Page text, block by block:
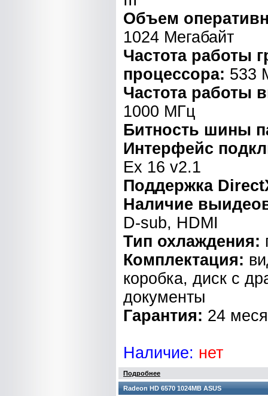
Объем
1024 Мегабайт
Частота работы
процессора: 533
Частота работы
1000 МГц
Битность шины
Интерфейс
Ex 16 v2.1
Поддержка
Наличие
D-sub, HDMI
Тип охлаждения:
Комплектация:
коробка, диск с
документы
Гарантия: 24
Наличие: нет
Подробнее
Radeon HD 6570 1024MB ASUS